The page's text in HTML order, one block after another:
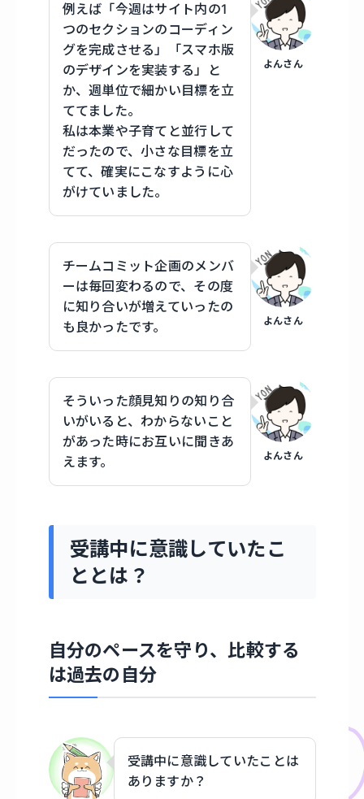
よんさん
例えば「今週はサイト内の1
つのセクションのコーディン
グを完成させる」「スマホ版
のデザインを実装する」と
か、週単位で細かい目標を立
ててました。
私は本業や子育てと並行して
だったので、小さな目標を立
てて、確実にこなすように心
がけていました。
よんさん
チームコミット企画のメンバ
ーは毎回変わるので、その度
に知り合いが増えていったの
も良かったです。
よんさん
そういった顔見知りの知り合
いがいると、わからないこと
があった時にお互いに聞きあ
えます。
受講中に意識していたこ
ととは？
自分のペースを守り、比較する
は過去の自分
受講中に意識していたことは
ありますか？